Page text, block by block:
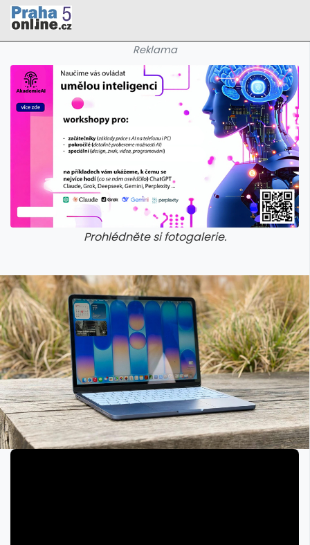
Reklama
Prohlédněte si fotogalerie.